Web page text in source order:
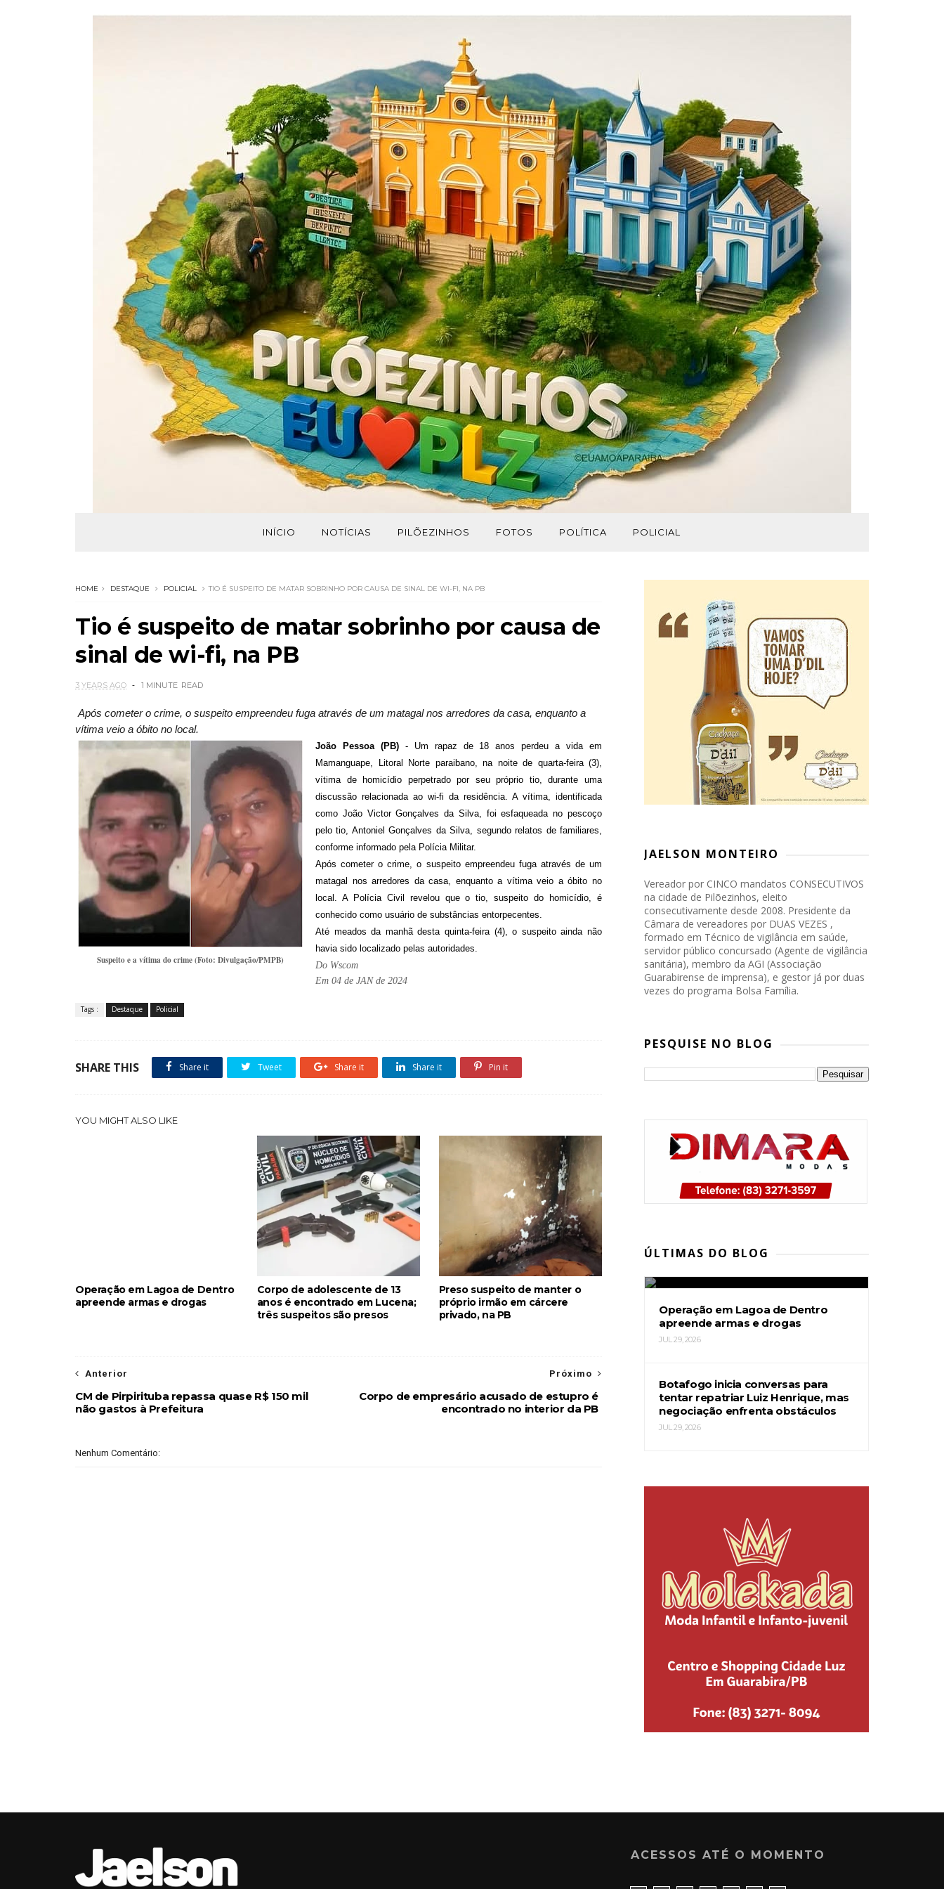
INÍCIO NOTÍCIAS PILÕEZINHOS FOTOS POLÍTICA POLICIAL
HOME DESTAQUE POLICIAL TIO É SUSPEITO DE MATAR SOBRINHO POR CAUSA DE SINAL DE WI-FI, NA PB
Tio é suspeito de matar sobrinho por causa de
sinal de wi-fi, na PB
3 YEARS AGO 1 MINUTE READ
Após cometer o crime, o suspeito empreendeu fuga através de um matagal nos arredores da casa, enquanto a
vítima veio a óbito no local.
Suspeito e a vítima do crime (Foto: Divulgação/PMPB)
João Pessoa (PB)- Um rapaz de 18 anos perdeu a vida em
Mamanguape, Litoral Norte paraibano, na noite de quarta-feira (3),
vítima de homicídio perpetrado por seu próprio tio, durante uma
discussão relacionada ao wi-fi da residência. A vítima, identificada
como João Victor Gonçalves da Silva, foi esfaqueada no pescoço
pelo tio, Antoniel Gonçalves da Silva, segundo relatos de familiares,
conforme informado pela Polícia Militar.
Após cometer o crime, o suspeito empreendeu fuga através de um
matagal nos arredores da casa, enquanto a vítima veio a óbito no
local. A Polícia Civil revelou que o tio, suspeito do homicídio, é
conhecido como usuário de substâncias entorpecentes.
Até meados da manhã desta quinta-feira (4), o suspeito ainda não
havia sido localizado pelas autoridades.
Do Wscom
Em 04 de JAN de 2024
Tags : Destaque Policial
SHARE THIS Share it Tweet Share it Share it Pin it
YOU MIGHT ALSO LIKE
Operação em Lagoa de Dentro
apreende armas e drogas
Corpo de adolescente de 13
anos é encontrado em Lucena;
três suspeitos são presos
Preso suspeito de manter o
próprio irmão em cárcere
privado, na PB
Próximo
Corpo de empresário acusado de estupro é
encontrado no interior da PB
Anterior
CM de Pirpirituba repassa quase R$ 150 mil
não gastos à Prefeitura
Nenhum Comentário:
JAELSON MONTEIRO
Vereador por CINCO mandatos CONSECUTIVOS
na cidade de Pilõezinhos, eleito
consecutivamente desde 2008. Presidente da
Câmara de vereadores por DUAS VEZES ,
formado em Técnico de vigilância em saúde,
servidor público concursado (Agente de vigilância
sanitária), membro da AGI (Associação
Guarabirense de imprensa), e gestor já por duas
vezes do programa Bolsa Família.
PESQUISE NO BLOG
ÚLTIMAS DO BLOG
candidatura de Lucas Ribeiro
Operação em Lagoa de Dentro
apreende armas e drogas
JUL 29, 2026
Botafogo inicia conversas para
tentar repatriar Luiz Henrique, mas
negociação enfrenta obstáculos
JUL 29, 2026
ACESSOS ATÉ O MOMENTO